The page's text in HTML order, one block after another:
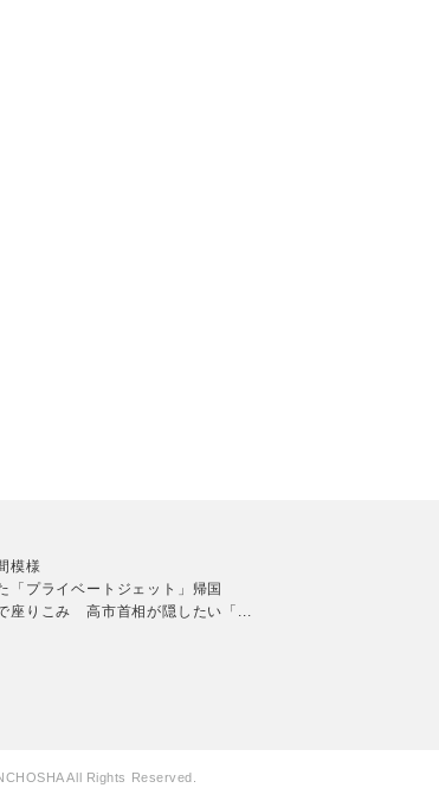
模様
プライベートジェット」帰国
座りこみ 高市首相が隠したい「...
All Rights Reserved.